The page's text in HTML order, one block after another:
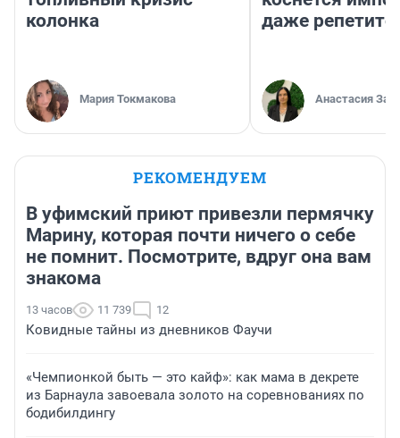
колонка
Мария Токмакова
даже
Анастасия
РЕКОМЕНДУЕМ
В уфимский приют привезли пермячку
Марину, которая почти ничего о себе
не помнит. Посмотрите, вдруг она вам
знакома
13 часов 11 739 12
Ковидные тайны из дневников Фаучи
«Чемпионкой быть — это кайф»: как мама в декрете
из Барнаула завоевала золото на соревнованиях по
бодибилдингу